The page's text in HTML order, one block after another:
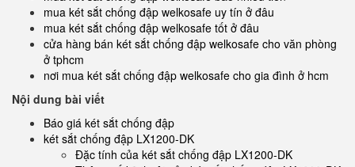
mua két sắt chống đập welkosafe uy tín ở đâu
mua két sắt chống đập welkosafe tốt ở đâu
cửa hàng bán két sắt chống đập welkosafe cho văn phòng
ở tphcm
nơi mua két sắt chống đập welkosafe cho gia đình ở hcm
Nội dung bài viết
Báo giá két sắt chống đập
két sắt chống đập LX1200-DK
Đặc tính của két sắt chống đập LX1200-DK